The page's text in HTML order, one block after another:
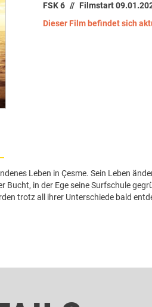
FSK 6 Filmstart
Dieser Film befindet sich
Leben in Çesme. Sein Leben
Bucht, in der Ege seine Surfschule
trotz all ihrer Unterschiede bald